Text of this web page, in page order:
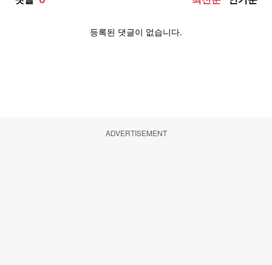
ADVERTISEMENT